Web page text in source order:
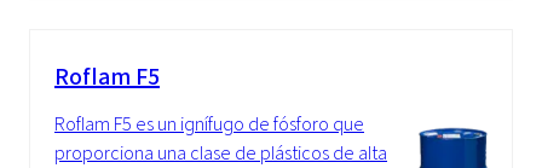
Roflam F5
Roflam F5 es un ignífugo de fósforo que
proporciona una clase de plásticos de alta